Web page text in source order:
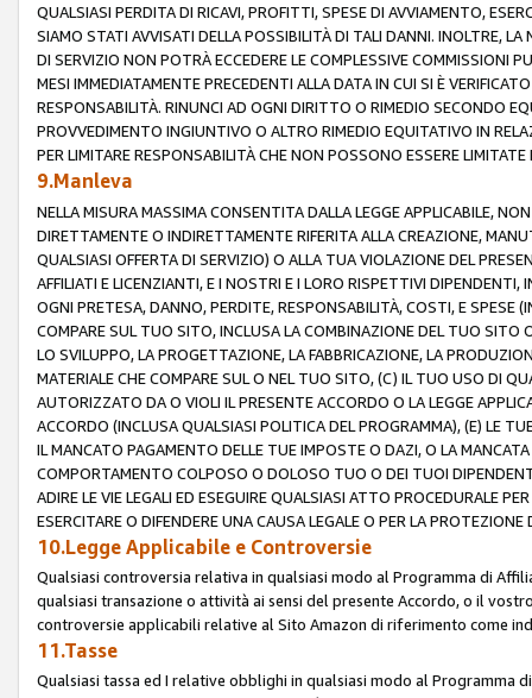
QUALSIASI PERDITA DI RICAVI, PROFITTI, SPESE DI AVVIAMENTO,
SIAMO STATI AVVISATI DELLA POSSIBILITÀ DI TALI DANNI. INOLTRE,
DI SERVIZIO NON POTRÀ ECCEDERE LE COMPLESSIVE COMMISSIONI
MESI IMMEDIATAMENTE PRECEDENTI ALLA DATA IN CUI SI È
RESPONSABILITÀ. RINUNCI AD OGNI DIRITTO O RIMEDIO SECONDO
PROVVEDIMENTO INGIUNTIVO O ALTRO RIMEDIO EQUITATIVO IN
PER LIMITARE RESPONSABILITÀ CHE NON POSSONO ESSERE LIMITATE
9.Manleva
NELLA MISURA MASSIMA CONSENTITA DALLA LEGGE APPLICABILE,
DIRETTAMENTE O INDIRETTAMENTE RIFERITA ALLA CREAZIONE,
QUALSIASI OFFERTA DI SERVIZIO) O ALLA TUA VIOLAZIONE DEL
AFFILIATI E LICENZIANTI, E I NOSTRI E I LORO RISPETTIVI
OGNI PRETESA, DANNO, PERDITE, RESPONSABILITÀ, COSTI, E SPESE
COMPARE SUL TUO SITO, INCLUSA LA COMBINAZIONE DEL TUO SITO
LO SVILUPPO, LA PROGETTAZIONE, LA FABBRICAZIONE, LA
MATERIALE CHE COMPARE SUL O NEL TUO SITO, (C) IL TUO USO DI
AUTORIZZATO DA O VIOLI IL PRESENTE ACCORDO O LA LEGGE
ACCORDO (INCLUSA QUALSIASI POLITICA DEL PROGRAMMA), (E) LE
IL MANCATO PAGAMENTO DELLE TUE IMPOSTE O DAZI, O LA
COMPORTAMENTO COLPOSO O DOLOSO TUO O DEI TUOI
ADIRE LE VIE LEGALI ED ESEGUIRE QUALSIASI ATTO PROCEDURALE
ESERCITARE O DIFENDERE UNA CAUSA LEGALE O PER LA
10.Legge Applicabile e Controversie
Qualsiasi controversia relativa in qualsiasi modo al Programma di
qualsiasi transazione o attività ai sensi del presente Accordo, o il
controversie applicabili relative al Sito Amazon di riferimento come
11.Tasse
Qualsiasi tassa ed I relative obblighi in qualsiasi modo al